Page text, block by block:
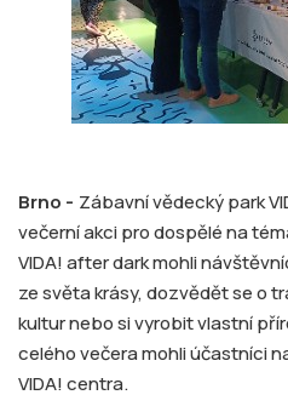
Brno - Zábavní vědecký park
večerní akci pro dospělé na
VIDA! after dark mohli
ze světa krásy, dozvědět se o
kultur nebo si vyrobit vlastní
celého večera mohli účastníci
VIDA! centra.